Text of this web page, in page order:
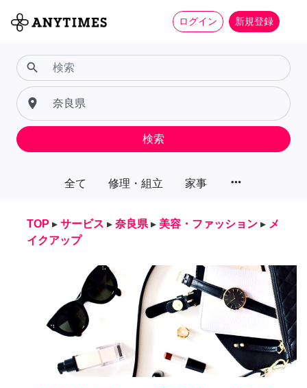
ログイン 新規登録
全て 修理・組立 家事 more_horiz
search
place
検索
TOP ▸ サービス ▸ 奈良県 ▸ 美容・ファッション ▸ メ
イクアップ